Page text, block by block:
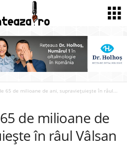
65 de milioane de ani, supraviețuiește în râul...
de milioane de
în râul Vâlsan